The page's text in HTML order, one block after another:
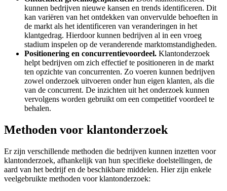
kunnen bedrijven nieuwe kansen en trends identificeren. Dit
kan variëren van het ontdekken van onvervulde behoeften in
de markt als het identificeren van veranderingen in het
klantgedrag. Hierdoor kunnen bedrijven al in een vroeg
stadium inspelen op de veranderende marktomstandigheden.
Positionering en concurrentievoordeel. Klantonderzoek
helpt bedrijven om zich effectief te positioneren in de markt
ten opzichte van concurrenten. Zo voeren kunnen bedrijven
zowel onderzoek uitvoeren onder hun eigen klanten, als die
van de concurrent. De inzichten uit het onderzoek kunnen
vervolgens worden gebruikt om een competitief voordeel te
behalen.
Methoden voor klantonderzoek
Er zijn verschillende methoden die bedrijven kunnen inzetten voor
klantonderzoek, afhankelijk van hun specifieke doelstellingen, de
aard van het bedrijf en de beschikbare middelen. Hier zijn enkele
veelgebruikte methoden voor klantonderzoek: